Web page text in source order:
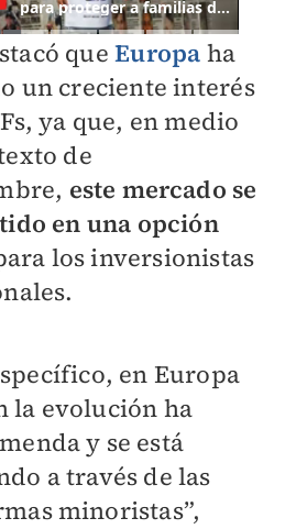
queEuropa ha
un creciente interés
ya que, en medio
de
este mercado se
en una opción
los inversionistas
en Europa
la evolución ha
y se está
a través de las
minoristas”,